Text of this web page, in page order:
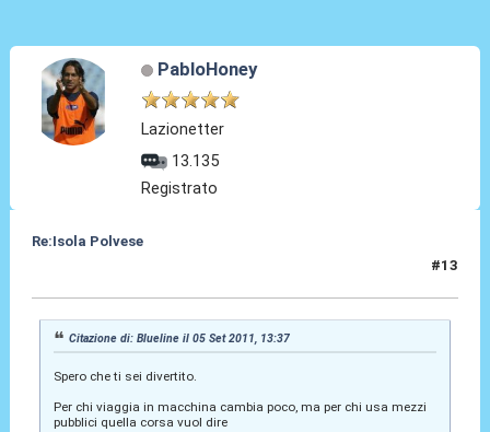
PabloHoney
Lazionetter
13.135
Registrato
Re:Isola Polvese
#13
Citazione di: Blueline il 05 Set 2011, 13:37
Spero che ti sei divertito.
Per chi viaggia in macchina cambia poco, ma per chi usa mezzi
pubblici quella corsa vuol dire